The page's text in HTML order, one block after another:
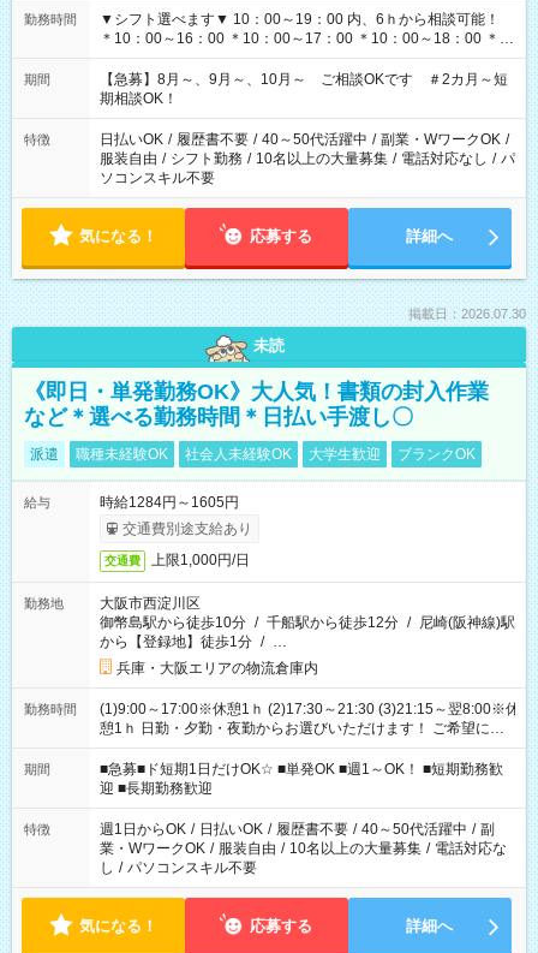
勤務時間
▼シフト選べます▼ 10：00～19：00 内、6ｈから相談可能！
＊10：00～16：00 ＊10：00～17：00 ＊10：00～18：00 ＊
11：00～19：00 ＊12：00～19：00 ＊13：00～19：00
期間
【急募】8月～、9月～、10月～ ご相談OKです ＃2カ月～短
期相談OK！
特徴 日払いOK / 履歴書不要 / 40～50代活躍中 / 副業・WワークOK /
服装自由 / シフト勤務 / 10名以上の大量募集 / 電話対応なし / パ
ソコンスキル不要
気になる！ 応募する 詳細へ
掲載日：2026.07.30
未読
《即日・単発勤務OK》大人気！書類の封入作業
など＊選べる勤務時間＊日払い手渡し〇
派遣 職種未経験OK 社会人未経験OK 大学生歓迎 ブランクOK
給与
時給1284円～1605円
交通費別途支給あり
交通費 上限1,000円/日
勤務地
大阪市西淀川区
御幣島駅から徒歩10分 / 千船駅から徒歩12分 / 尼崎(阪神線)駅
から【登録地】徒歩1分 / …
兵庫・大阪エリアの物流倉庫内
勤務時間
(1)9:00～17:00※休憩1ｈ (2)17:30～21:30 (3)21:15～翌8:00※休
憩1ｈ 日勤・夕勤・夜勤からお選びいただけます！ ご希望に合
わせて働けるお仕事です(*^^*) 【その他選べる勤務時間】 8-17
時/9-17時/9-18時/10-18時/11-21時/18-22時/20-翌4時/21-翌5
時/22-翌6時/0-翌8時 ご自身のご都合で選んで頂ける完全自由シ
フト！
期間
■急募■ド短期1日だけOK☆ ■単発OK ■週1～OK！ ■短期勤務歓
迎 ■長期勤務歓迎
特徴 週1日からOK / 日払いOK / 履歴書不要 / 40～50代活躍中 / 副
業・WワークOK / 服装自由 / 10名以上の大量募集 / 電話対応な
し / パソコンスキル不要
気になる！ 応募する 詳細へ